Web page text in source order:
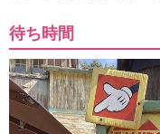
待ち時間